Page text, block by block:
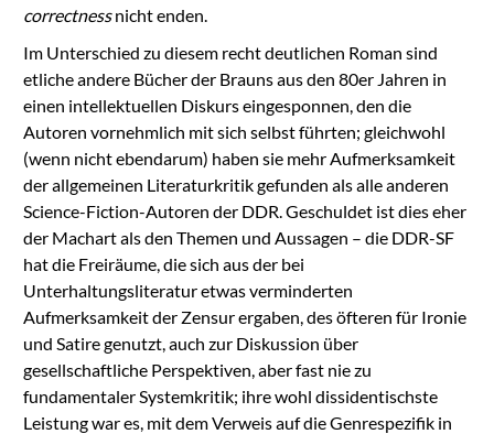
correctnessnicht enden.
Im Unterschied zu diesem recht deutlichen Roman sind
etliche andere Bücher der Brauns aus den 80er Jahren in
einen intellektuellen Diskurs eingesponnen, den die
Autoren vornehmlich mit sich selbst führten; gleichwohl
(wenn nicht ebendarum) haben sie mehr Aufmerksamkeit
der allgemeinen Literaturkritik gefunden als alle anderen
Science-Fiction-Autoren der DDR. Geschuldet ist dies eher
der Machart als den Themen und Aussagen – die DDR-SF
hat die Freiräume, die sich aus der bei
Unterhaltungsliteratur etwas verminderten
Aufmerksamkeit der Zensur ergaben, des öfteren für Ironie
und Satire genutzt, auch zur Diskussion über
gesellschaftliche Perspektiven, aber fast nie zu
fundamentaler Systemkritik; ihre wohl dissidentischste
Leistung war es, mit dem Verweis auf die Genrespezifik in